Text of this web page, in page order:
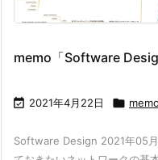
memo「Software
 2021年4月22日  memo
Software Design 2021年05月